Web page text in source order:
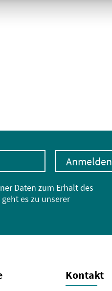
Daten zum Erhalt des
es zu unserer
Anmelden
Kontakt